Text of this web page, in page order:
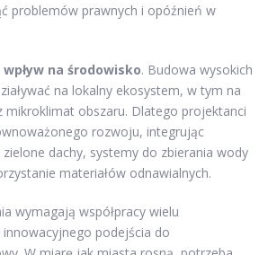
problemów prawnych i opóźnień w
wpływ na środowisko. Budowa wysokich
na lokalny ekosystem, w tym na
mikroklimat obszaru. Dlatego projektanci
rozwoju, integrując
dachy, systemy do zbierania wody
materiałów odnawialnych.
wymagają współpracy wielu
podejścia do